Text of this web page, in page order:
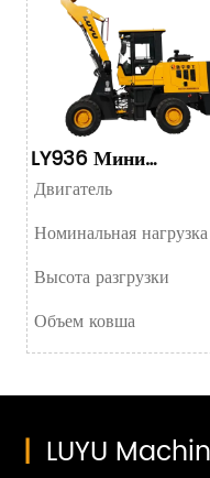
LY936 Мини
колесный погрузчик
Двигатель
Номинальная нагрузка
Высота разгрузки
Объем ковша
| LUYU